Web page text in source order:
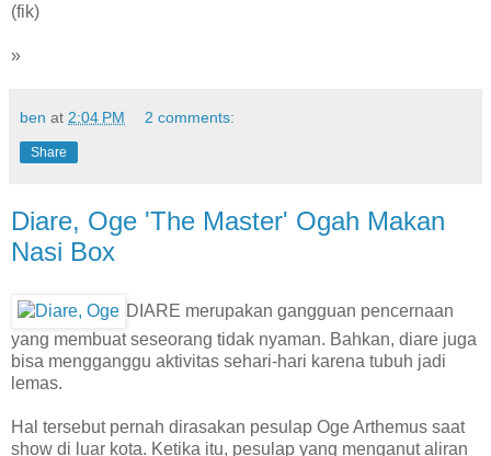
(fik)
»
ben at 2:04 PM 2 comments:
Share
Diare, Oge 'The Master' Ogah Makan
Nasi Box
DIARE merupakan gangguan pencernaan
yang membuat seseorang tidak nyaman. Bahkan, diare juga
bisa mengganggu aktivitas sehari-hari karena tubuh jadi
lemas.
Hal tersebut pernah dirasakan pesulap Oge Arthemus saat
show di luar kota. Ketika itu, pesulap yang menganut aliran